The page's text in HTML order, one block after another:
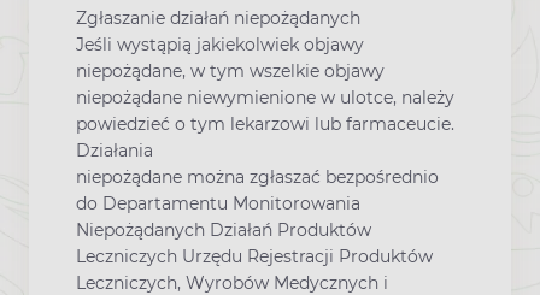
Zgłaszanie działań niepożądanych
Jeśli wystąpią jakiekolwiek objawy
niepożądane, w tym wszelkie objawy
niepożądane niewymienione w ulotce, należy
powiedzieć o tym lekarzowi lub farmaceucie.
Działania
niepożądane można zgłaszać bezpośrednio
do Departamentu Monitorowania
Niepożądanych Działań Produktów
Leczniczych Urzędu Rejestracji Produktów
Leczniczych, Wyrobów Medycznych i